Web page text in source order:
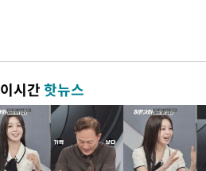
이시간핫뉴스